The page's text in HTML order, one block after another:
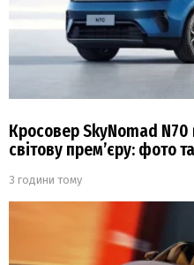
Кросовер SkyNomad N70
світову прем’єру: фото
3 години тому